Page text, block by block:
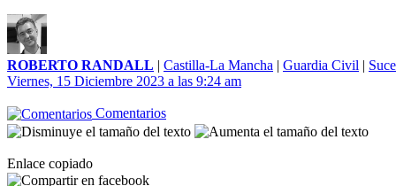
ROBERTO RANDALL | Castilla-La Mancha | Guardia Civil |
Viernes, 15 Diciembre 2023 a las 9:24 am
Comentarios
Enlace copiado